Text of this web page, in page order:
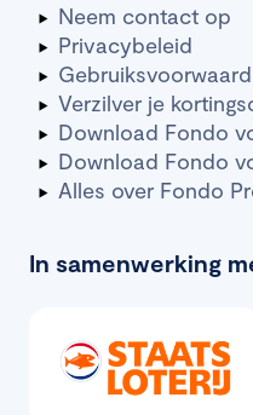
Neem contact op
Privacybeleid
Verzilver je
Download Fondo
Download Fondo
Alles over Fondo
In samenwerking